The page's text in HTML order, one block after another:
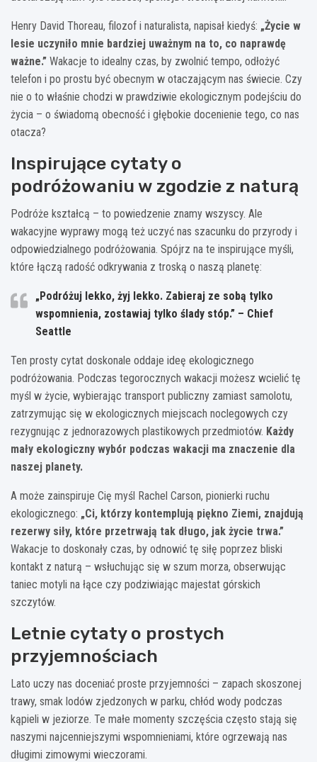
Henry David Thoreau, filozof i naturalista, napisał kiedyś: „Życie w
lesie uczyniło mnie bardziej uważnym na to, co naprawdę
ważne.” Wakacje to idealny czas, by zwolnić tempo, odłożyć
telefon i po prostu być obecnym w otaczającym nas świecie. Czy
nie o to właśnie chodzi w prawdziwie ekologicznym podejściu do
życia – o świadomą obecność i głębokie docenienie tego, co nas
otacza?
Inspirujące cytaty o
podróżowaniu w zgodzie z naturą
Podróże kształcą – to powiedzenie znamy wszyscy. Ale
wakacyjne wyprawy mogą też uczyć nas szacunku do przyrody i
odpowiedzialnego podróżowania. Spójrz na te inspirujące myśli,
które łączą radość odkrywania z troską o naszą planetę:
„Podróżuj lekko, żyj lekko. Zabieraj ze sobą tylko
wspomnienia, zostawiaj tylko ślady stóp.” – Chief
Seattle
Ten prosty cytat doskonale oddaje ideę ekologicznego
podróżowania. Podczas tegorocznych wakacji możesz wcielić tę
myśl w życie, wybierając transport publiczny zamiast samolotu,
zatrzymując się w ekologicznych miejscach noclegowych czy
rezygnując z jednorazowych plastikowych przedmiotów. Każdy
mały ekologiczny wybór podczas wakacji ma znaczenie dla
naszej planety.
A może zainspiruje Cię myśl Rachel Carson, pionierki ruchu
ekologicznego: „Ci, którzy kontemplują piękno Ziemi, znajdują
rezerwy siły, które przetrwają tak długo, jak życie trwa.”
Wakacje to doskonały czas, by odnowić tę siłę poprzez bliski
kontakt z naturą – wsłuchując się w szum morza, obserwując
taniec motyli na łące czy podziwiając majestat górskich
szczytów.
Letnie cytaty o prostych
przyjemnościach
Lato uczy nas doceniać proste przyjemności – zapach skoszonej
trawy, smak lodów zjedzonych w parku, chłód wody podczas
kąpieli w jeziorze. Te małe momenty szczęścia często stają się
naszymi najcenniejszymi wspomnieniami, które ogrzewają nas
długimi zimowymi wieczorami.